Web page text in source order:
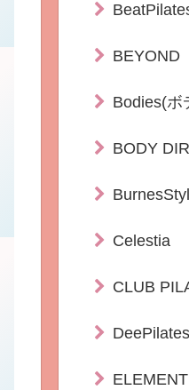
BEYOND
Bodies(ボ
BODY
Celestia
CLUB
DeePilates